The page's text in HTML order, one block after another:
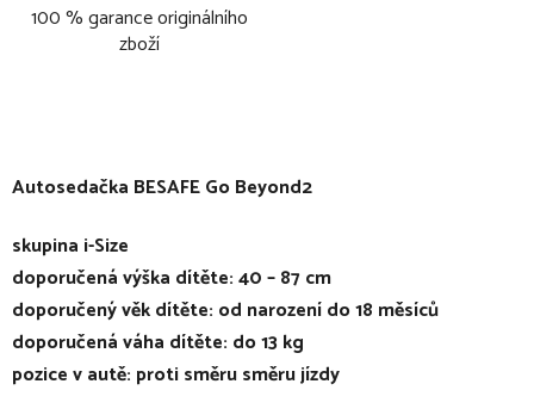
100 % garance originálního
zboží
Autosedačka BESAFE Go Beyond2
skupina i-Size
doporučená výška dítěte: 40 – 87 cm
doporučený věk dítěte: od narození do 18 měsíců
doporučená váha dítěte: do 13 kg
pozice v autě: proti směru směru jízdy